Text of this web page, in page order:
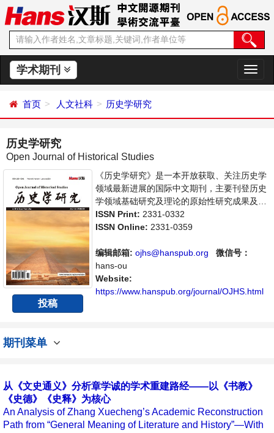
学术期刊
切
换
首页 人文社科 历史学研究
历史学研究
Open Journal of Historical Studies
投稿
《历史学研究》是一本开放获取、关注历史学
领域最新进展的国际中文期刊，主要刊登历史
学领域基础研究及理论的原始性研究成果及前
沿报道、学者讨论和专业评论等多方面的论
文。本刊支持思想创新、学术创新，倡导科
在给世界范围内的科学家、学者、科研人员提
供一个传播、分享和讨论历史学领域内不同方
向问题与发展的交流平台。
ISSN Print: 2331-0332
ISSN Online: 2331-0359
编辑邮箱: ojhs@hanspub.org
微信号：
hans-ou
Website:
https://www.hanspub.org/journal/OJHS.html
期刊菜单
从《文史通义》分析章学诚的学术重建路经——以《书教》
《史德》《史释》为核心
An Analysis of Zhang Xuecheng’s Academic Reconstruction
Path from “General Meaning of Literature and History”—With